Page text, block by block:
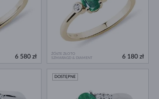
6 580 zł
ŻÓŁTE ZŁOTO
SZMARAGD & DIAMENT
6 180 zł
DOSTĘPNE